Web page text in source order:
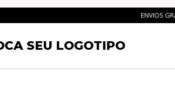
ENVIOS
SEU LOGOTIPO